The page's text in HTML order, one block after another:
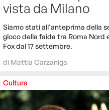
vista da Milano
Siamo stati all'anteprima della
gioco della faida tra Roma Nord
Fox dal 17 settembre.
di Mattia Carzaniga
Cultura